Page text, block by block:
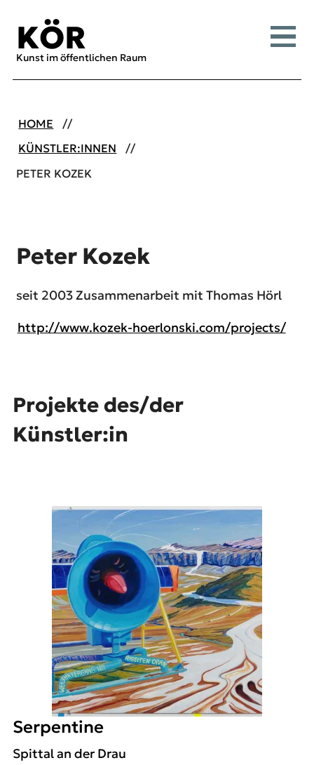
KÖR
Kunst im öffentlichen Raum
Menü
HOME
KÜNSTLER:INNEN
PETER KOZEK
Peter Kozek
seit 2003 Zusammenarbeit mit Thomas Hörl
http://www.kozek-hoerlonski.com/projects/
Projekte des/der
Künstler:in
Serpentine
Spittal an der Drau